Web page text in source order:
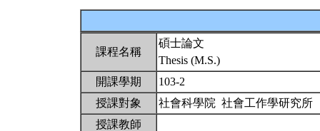
課程名稱
碩士論文
Thesis (M.S.)
開課學期
103-2
授課對象
社會科學院 社會工作學研究所
授課教師